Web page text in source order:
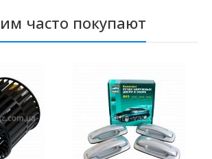
часто покупают